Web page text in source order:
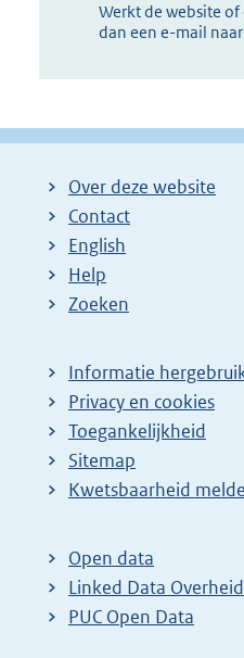
Werkt de website
dan een e-mail naar
Over deze website
Contact
English
Help
Zoeken
Informatie
Privacy en cookies
Toegankelijkheid
Sitemap
E
t
e
r
Kwetsbaarheid
Open data
Linked Data Overheid
PUC Open Data